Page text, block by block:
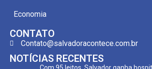
Economia
CONTATO
Contato@salvadoracontece.com.br
NOTÍCIAS RECENTES
Com 95 leitos, Salvador ganha